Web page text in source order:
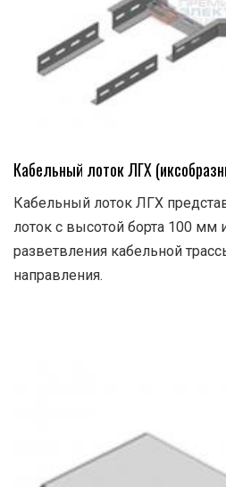
Кабельный лоток ЛГХ
Кабельный лоток ЛГХ
лоток с высотой борта 100 мм
разветвления кабельной
направления.